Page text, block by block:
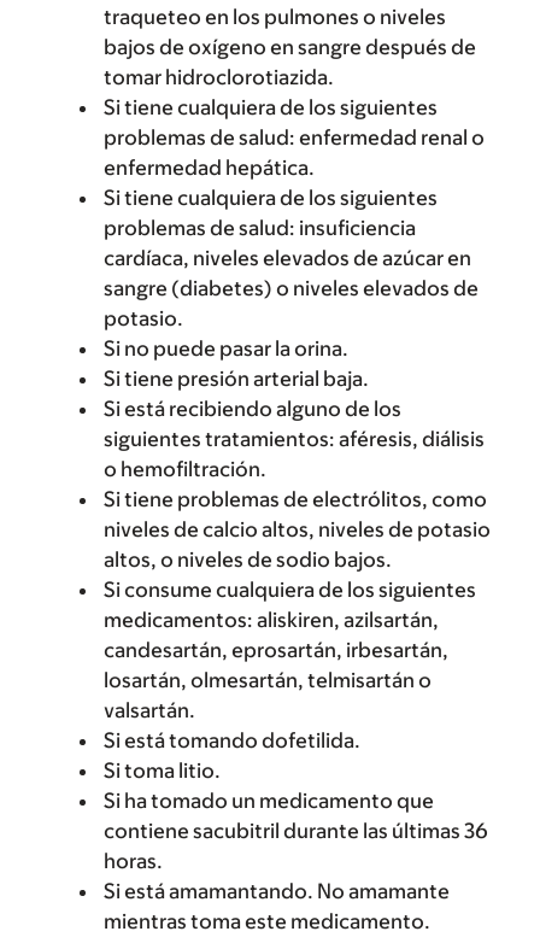
traqueteo en los pulmones o niveles
bajos de oxígeno en sangre después de
tomar hidroclorotiazida.
Si tiene cualquiera de los siguientes
problemas de salud: enfermedad renal o
enfermedad hepática.
Si tiene cualquiera de los siguientes
problemas de salud: insuficiencia
cardíaca, niveles elevados de azúcar en
sangre (diabetes) o niveles elevados de
potasio.
Si no puede pasar la orina.
Si tiene presión arterial baja.
Si está recibiendo alguno de los
siguientes tratamientos: aféresis, diálisis
o hemofiltración.
Si tiene problemas de electrólitos, como
niveles de calcio altos, niveles de potasio
altos, o niveles de sodio bajos.
Si consume cualquiera de los siguientes
medicamentos: aliskiren, azilsartán,
candesartán, eprosartán, irbesartán,
losartán, olmesartán, telmisartán o
valsartán.
Si está tomando dofetilida.
Si toma litio.
Si ha tomado un medicamento que
contiene sacubitril durante las últimas 36
horas.
Si está amamantando. No amamante
mientras toma este medicamento.